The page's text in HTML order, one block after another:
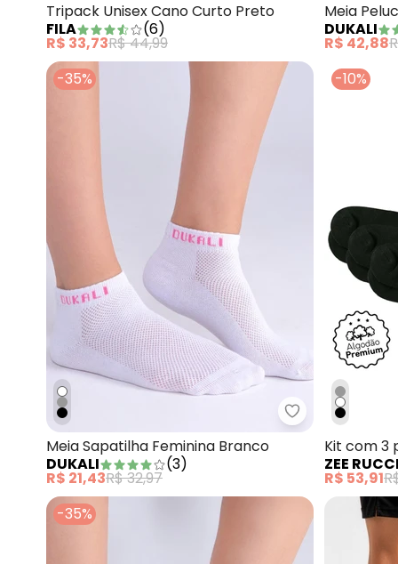
Tripack Unisex Cano Curto Preto
FILA
(6)
R$ 33,73R$ 44,99
Meia
DUKALI
R$ 42,88
-35%
Dukali - Meia
Meia Sapatilha Feminina Branco
DUKALI
(3)
R$ 21,43R$ 32,97
-10%
Kit com 3
Algodão
ZEE RUCCI
R$ 53,91
-35%